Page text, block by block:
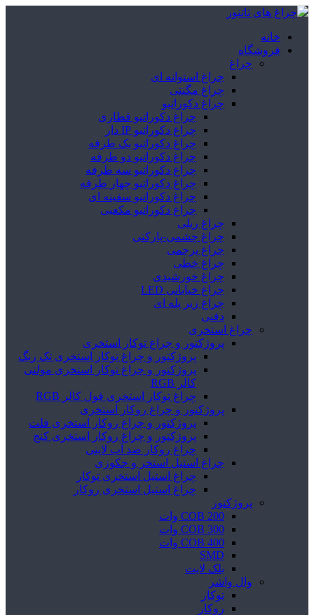
خانه
فروشگاه
چراغ
چراغ استوانه ای
چراغ مگنتی
چراغ دکوراتیو
چراغ دکوراتیو قطاری
چراغ دکوراتیو IP دار
چراغ دکوراتیو یک طرفه
چراغ دکوراتیو دو طرفه
چراغ دکوراتیو سه طرفه
چراغ دکوراتیو چهار طرفه
چراغ دکوراتیو سفینه ای
چراغ دکوراتیو مکعبی
چراغ ریلی
چراغ چشمی-پارکتی
چراغ پرچمی
چراغ خطی
چراغ خورشیدی
چراغ خیابانی LED
چراغ زیر پله ای
دفنی
چراغ استخری
پروژکتور و چراغ توکار استخری
پروژکتور و چراغ توکار استخری تک رنگ
پروژکتور و چراغ توکار استخری مولتی
کالر RGB
چراغ توکار استخری فول کالر RGB
پروژکتور و چراغ روکار استخری
پروژکتور و چراغ روکار استخری فلت
پروژکتور و چراغ روکار استخری کنج
چراغ روکار ضد آب لاینی
چراغ استیل استخر و جکوزی
چراغ استیل استخری توکار
چراغ استیل استخری روکار
پروژکتور
COB 200 وات
COB 300 وات
COB 400 وات
SMD
بلک لایت
وال واشر
توکار
روکار